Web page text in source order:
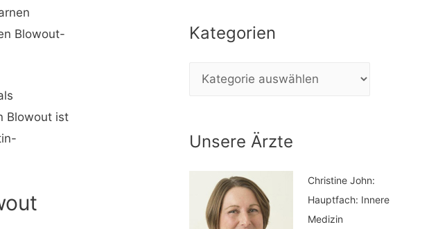
Blowout-
Blowout ist
h
c
Kategorien
e
Unsere Ärzte
Christine John:
Hauptfach: Innere
Medizin